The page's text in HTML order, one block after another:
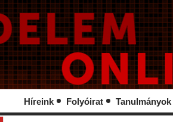
Híreink Folyóirat Tanulmányok